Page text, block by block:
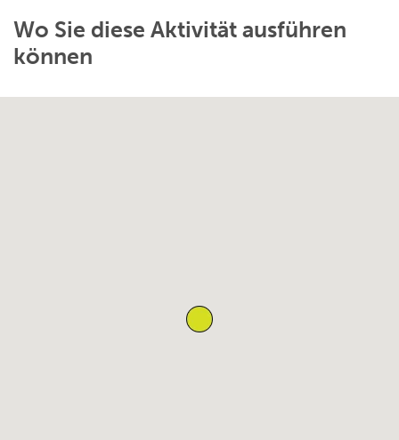
Wo Sie diese Aktivität ausführen
können